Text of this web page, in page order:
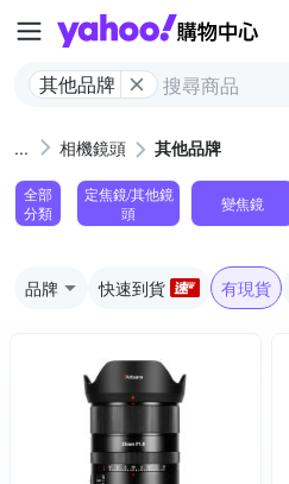
其他品牌
相機鏡頭 其他品牌
全部
分類
定焦鏡/其他鏡
頭
變焦鏡
品牌 快速到貨 有現貨